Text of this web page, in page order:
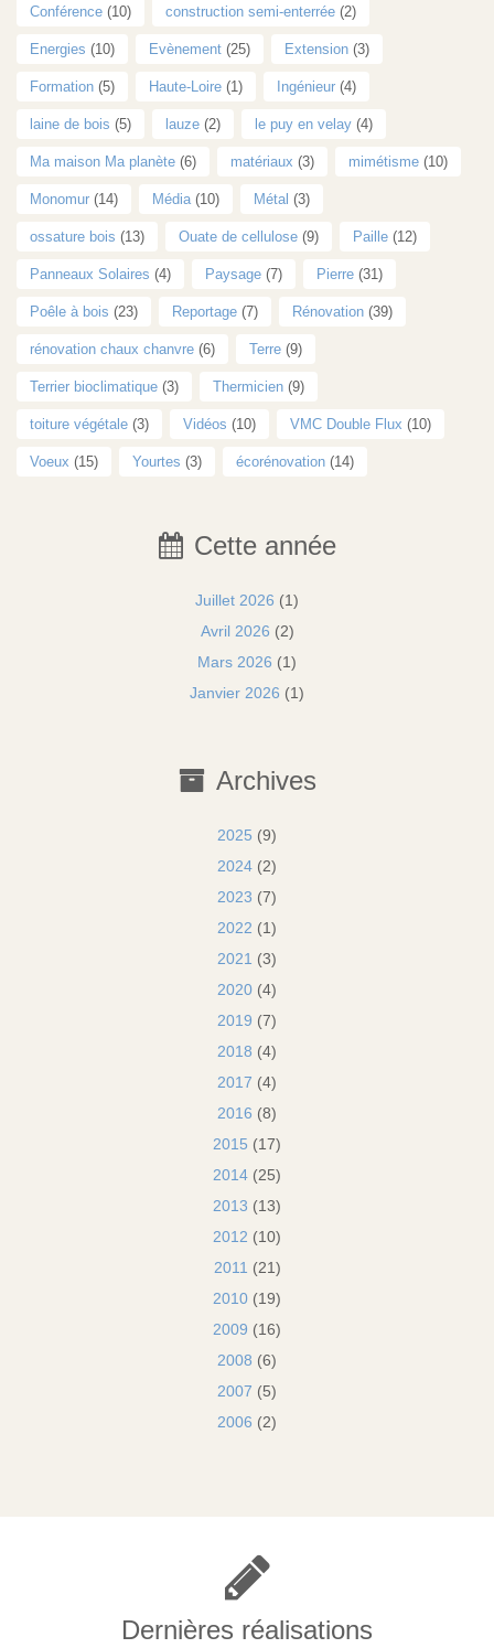
Conférence (10) construction semi-enterrée (2)
Energies (10) Evènement (25) Extension (3)
Formation (5) Haute-Loire (1) Ingénieur (4)
laine de bois (5) lauze (2) le puy en velay (4)
Ma maison Ma planète (6) matériaux (3) mimétisme (10)
Monomur (14) Média (10) Métal (3)
ossature bois (13) Ouate de cellulose (9) Paille (12)
Panneaux Solaires (4) Paysage (7) Pierre (31)
Poêle à bois (23) Reportage (7) Rénovation (39)
rénovation chaux chanvre (6) Terre (9)
Terrier bioclimatique (3) Thermicien (9)
toiture végétale (3) Vidéos (10) VMC Double Flux (10)
Voeux (15) Yourtes (3) écorénovation (14)
Cette année
Juillet 2026 (1)
Avril 2026 (2)
Mars 2026 (1)
Janvier 2026 (1)
Archives
2025 (9)
2024 (2)
2023 (7)
2022 (1)
2021 (3)
2020 (4)
2019 (7)
2018 (4)
2017 (4)
2016 (8)
2015 (17)
2014 (25)
2013 (13)
2012 (10)
2011 (21)
2010 (19)
2009 (16)
2008 (6)
2007 (5)
2006 (2)
Dernières réalisations